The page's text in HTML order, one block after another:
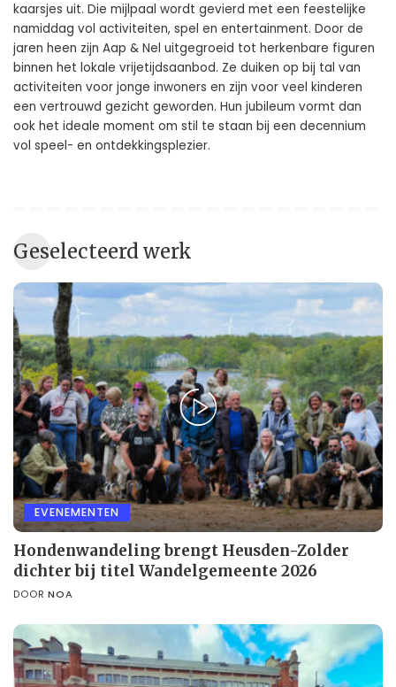
kaarsjes uit. Die mijlpaal wordt gevierd met een feestelijke
namiddag vol activiteiten, spel en entertainment. Door de
jaren heen zijn Aap & Nel uitgegroeid tot herkenbare figuren
binnen het lokale vrijetijdsaanbod. Ze duiken op bij tal van
activiteiten voor jonge inwoners en zijn voor veel kinderen
een vertrouwd gezicht geworden. Hun jubileum vormt dan
ook het ideale moment om stil te staan bij een decennium
vol speel- en ontdekkingsplezier.
Geselecteerd werk
EVENEMENTEN
Hondenwandeling brengt Heusden-Zolder
dichter bij titel Wandelgemeente 2026
DOOR NOA